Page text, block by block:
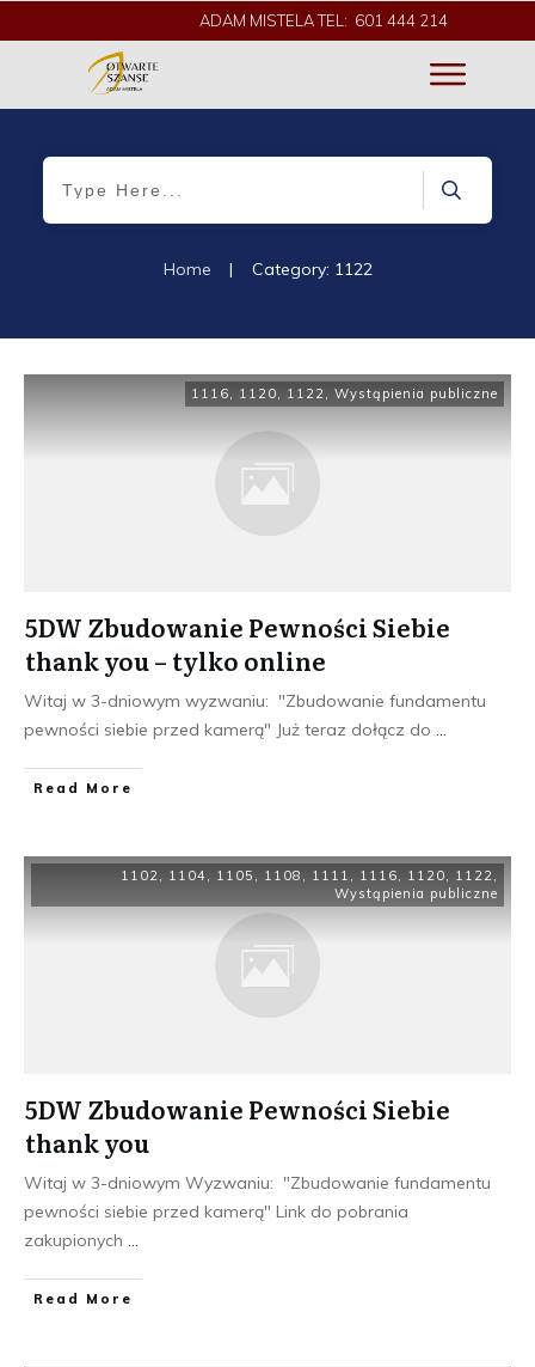
ADAM MISTELA TEL: 601 444 214
Home | Category: 1122
1116, 1120, 1122, Wystąpienia publiczne
5DW Zbudowanie Pewności Siebie
thank you – tylko online
Witaj w 3-dniowym wyzwaniu: "Zbudowanie fundamentu
pewności siebie przed kamerą" Już teraz dołącz do ...
​Read More
1102, 1104, 1105 , 1108 , 1111 , 1116, 1120, 1122,
Wystąpienia publiczne
5DW Zbudowanie Pewności Siebie
thank you
Witaj w 3-dniowym Wyzwaniu: "Zbudowanie fundamentu
pewności siebie przed kamerą" Link do pobrania
zakupionych ...
​Read More